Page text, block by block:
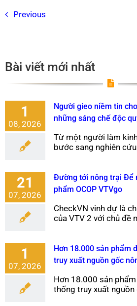
Previous
Bài viết mới nhất
1
08, 2026
Người gieo niềm tin
những sáng chế độc
Từ một người làm
bước sang nghiên
21
07, 2026
Đường tới nông trại Để
phẩm OCOP VTVgo
CheckVN vinh dự là
của VTV 2 với chủ đề
1
07, 2026
Hơn 18.000 sản phẩm
truy xuất nguồn gốc
Hơn 18.000 sản
thống truy xuất nguồn